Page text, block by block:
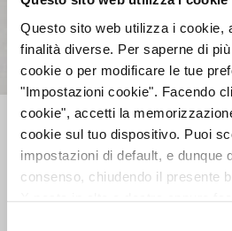
Questo sito web utilizza i cookie,
finalità diverse. Per saperne di
cookie o per modificare le tue
"Impostazioni cookie". Facendo
cookie", accetti la
cookie sul tuo dispositivo. Puoi
impostazioni di default, e dunque
consenso, chiudendo il presente
X posta in alto a destra oppure
Approvata la
Semestrale al 30
02:00 - 27/07/2015
Precedente